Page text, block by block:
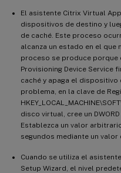
El asistente Citrix Virtual
dispositivos de destino y
de caché. Este proceso
alcanza un estado en el que
proceso se produce porque
Provisioning Device Service
caché y apaga el
problema, en la clave de
disco virtual, cree un
Establezca un valor
segundos mediante un valor
Cuando se utiliza el
Setup Wizard, el nivel